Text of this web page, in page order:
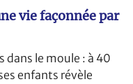
vie façonnée par
dans le moule : à 40
enfants révèle